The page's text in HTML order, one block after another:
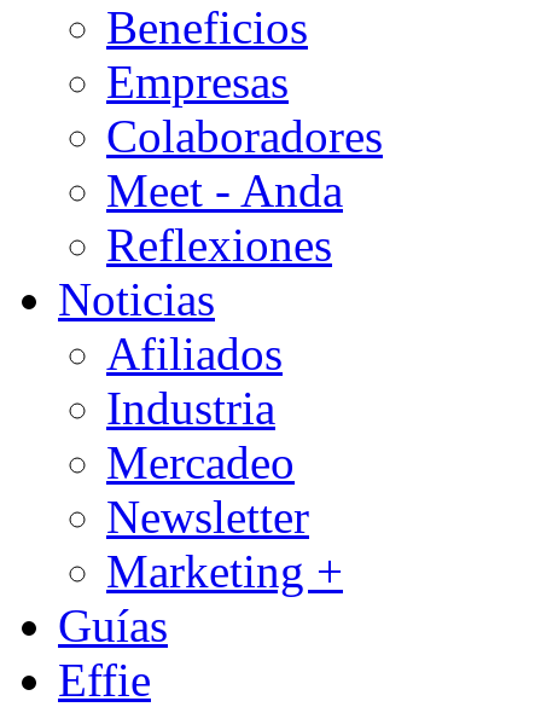
Beneficios
Empresas
Colaboradores
Meet - Anda
Reflexiones
Noticias
Afiliados
Industria
Mercadeo
Newsletter
Marketing +
Guías
Effie